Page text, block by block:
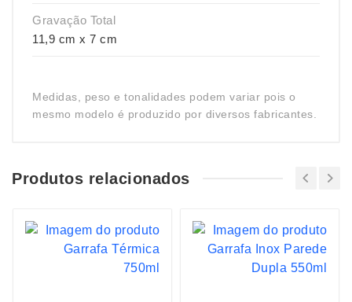
Gravação Total
11,9 cm x 7 cm
Medidas, peso e tonalidades podem variar pois o
mesmo modelo é produzido por diversos fabricantes.
Produtos relacionados